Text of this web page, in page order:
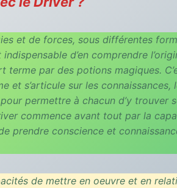
et de forces, sous différentes
d’en comprendre
terme par des potions magiques.
et s’articule sur les connaissances,
permettre à chacun d’y trouver
commence avant tout par la
prendre conscience et
de mettre en oeuvre et en